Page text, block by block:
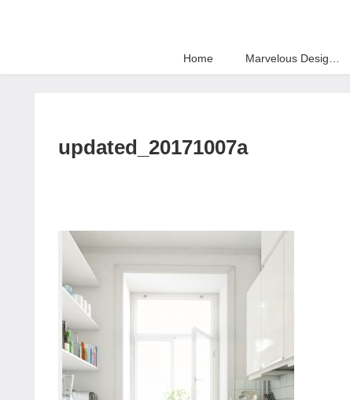
Home
updated_20171007a